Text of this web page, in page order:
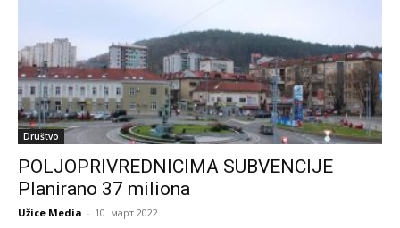
Društvo
POLJOPRIVREDNICIMA SUBVENCIJE
Planirano 37 miliona
Užice Media - 10. март 2022.